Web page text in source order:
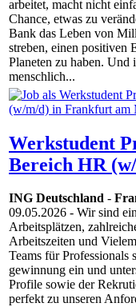
arbeitet, macht nicht
Chance, etwas zu
Bank das Leben von
streben, einen positiven
Planeten zu haben. Und
menschlich...
Werkstudent
Bereich HR
ING Deutschland -
09.05.2026 - Wir sind
Arbeitsplätzen,
Arbeitszeiten und
Teams für Professionals
gewinnung ein und
Profile sowie der
perfekt zu unseren